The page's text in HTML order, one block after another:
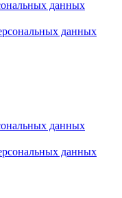
данных
данных
данных
данных